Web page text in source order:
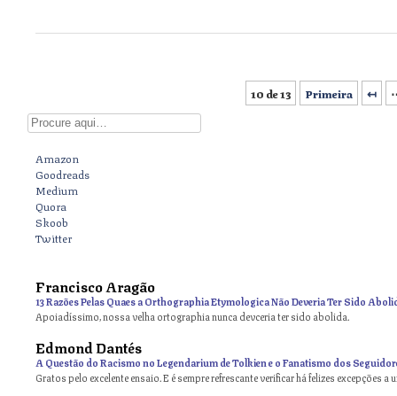
10 de 13 Primeira ↤
Digite aqui
Amazon
Goodreads
Medium
Quora
Skoob
Twitter
Francisco Aragão
13 Razões Pelas Quaes a Orthographia Etymologica Não Deveria Ter Sido
Apoiadíssimo, nossa velha ortographia nunca devceria ter sido abolida.
Edmond Dantés
A Questão do Racismo no Legendarium de Tolkien e o Fanatismo dos
Gratos pelo excelente ensaio. E é sempre refrescante verificar há felizes excepções a